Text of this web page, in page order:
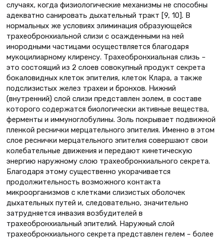
случаях, когда физиологические механизмы не способны
адекватно санировать дыхательный тракт [9, 10]. В
нормальных же условиях элиминация образующейся
трахеобронхиальной слизи с осажденными на ней
инородными частицами осуществляется благодаря
мукоцилиарному клиренсу. Трахеобронхиальная слизь –
это состоящий из 2 слоев совокупный продукт секрета
бокаловидных клеток эпителия, клеток Клара, а также
подслизистых желез трахеи и бронхов. Нижний
(внутренний) слой слизи представлен золем, в составе
которого содержатся биологически активные вещества,
ферменты и иммуноглобулины. Золь покрывает подвижной
пленкой реснички мерцательного эпителия. Именно в этом
слое реснички мерцательного эпителия совершают свои
колебательные движения и передают кинетическую
энергию наружному слою трахеобронхиального секрета.
Благодаря этому существенно укорачивается
продолжительность возможного контакта
микроорганизмов с клетками слизистых оболочек
дыхательных путей и, следовательно, значительно
затрудняется инвазия возбудителей в
трахеобронхиальный эпителий. Наружный слой
трахеобронхиального секрета представлен гелем – более